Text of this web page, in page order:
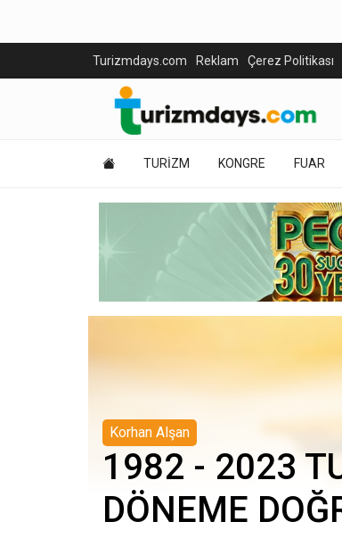
Turizmdays.com Reklam Çerez Politikası
TURİZM KONGRE FUAR
Korhan Alşan
1982 - 2023
DÖNEME